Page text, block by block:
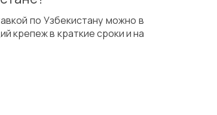
по Узбекистану можно в
крепеж в краткие сроки и на